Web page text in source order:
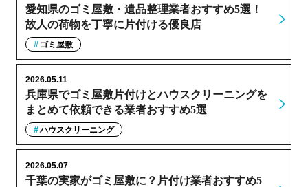
愛知県のゴミ屋敷・遺品整理業者おすすめ5選！
故人の荷物を丁寧に片付ける優良店
ゴミ屋敷
兵庫県でゴミ屋敷片付けとハウスクリーニングを
まとめて依頼できる業者おすすめ5選
2026.05.11
ハウスクリーニング
千葉の実家がゴミ屋敷に？片付け業者おすすめ5
2026.05.07